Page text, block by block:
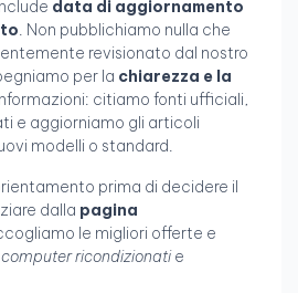
data di aggiornamento
. Non pubblichiamo nulla che
revisionato dal nostro
per la chiarezza e la
citiamo fonti ufficiali,
e aggiorniamo gli articoli
modelli o standard.
prima di decidere il
dalla pagina
le migliori offerte e
computer ricondizionatie